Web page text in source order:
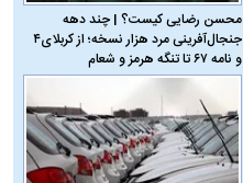
محسن رضایی کیست؟ | چند دهه
جنجال‌آفرینی مرد هزار نسخه؛ از کربلای۴
و نامه ۶۷ تا تنگه هرمز و شعام